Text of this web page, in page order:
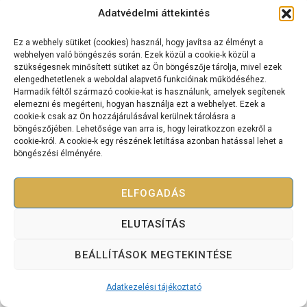
Adatvédelmi áttekintés
Ez a webhely sütiket (cookies) használ, hogy javítsa az élményt a
webhelyen való böngészés során. Ezek közül a cookie-k közül a
szükségesnek minősített sütiket az Ön böngészője tárolja, mivel ezek
elengedhetetlenek a weboldal alapvető funkcióinak működéséhez.
Harmadik féltől származó cookie-kat is használunk, amelyek segítenek
elemezni és megérteni, hogyan használja ezt a webhelyet. Ezek a
cookie-k csak az Ön hozzájárulásával kerülnek tárolásra a
böngészőjében. Lehetősége van arra is, hogy leiratkozzon ezekről a
cookie-król. A cookie-k egy részének letiltása azonban hatással lehet a
böngészési élményére.
ELFOGADÁS
ELUTASÍTÁS
BEÁLLÍTÁSOK MEGTEKINTÉSE
Adatkezelési tájékoztató
Kapcsolat
Cashflow Mérnök International Kft.
2120 Dunakeszi, Dr. Brusznyai Árpád utca 3. Fszt. 2.
+36 70 334 5177
cashflowmernok@gmail.com
Copyright © 2025 Bevétel Teremtés Akadémia – Minden jog